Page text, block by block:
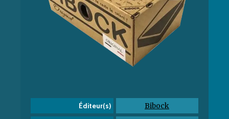
Éditeur(s) Bibock